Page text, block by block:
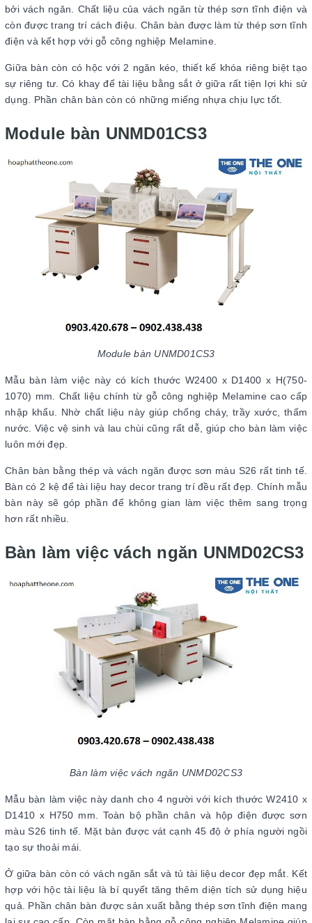
bởi vách ngăn. Chất liệu của vách ngăn từ thép sơn tĩnh điện và
còn được trang trí cách điệu. Chân bàn được làm từ thép sơn tĩnh
điện và kết hợp với gỗ công nghiệp Melamine.
Giữa bàn còn có hộc với 2 ngăn kéo, thiết kế khóa riêng biệt tạo
sự riêng tư. Có khay để tài liệu bằng sắt ở giữa rất tiện lợi khi sử
dụng. Phần chân bàn còn có những miếng nhựa chịu lực tốt.
Module bàn UNMD01CS3
Module bàn UNMD01CS3
Mẫu bàn làm việc này có kích thước W2400 x D1400 x H(750-
1070) mm. Chất liệu chính từ gỗ công nghiệp Melamine cao cấp
nhập khẩu. Nhờ chất liệu này giúp chống cháy, trầy xước, thấm
nước. Việc vệ sinh và lau chùi cũng rất dễ, giúp cho bàn làm việc
luôn mới đẹp.
Chân bàn bằng thép và vách ngăn được sơn màu S26 rất tinh tế.
Bàn có 2 kệ để tài liệu hay decor trang trí đều rất đẹp. Chính mẫu
bàn này sẽ góp phần để không gian làm việc thêm sang trọng
hơn rất nhiều.
Bàn làm việc vách ngăn UNMD02CS3
Bàn làm việc vách ngăn UNMD02CS3
Mẫu bàn làm việc này danh cho 4 người với kích thước W2410 x
D1410 x H750 mm. Toàn bộ phần chân và hộp điện được sơn
màu S26 tinh tế. Mặt bàn được vát cạnh 45 độ ở phía người ngồi
tạo sự thoải mái.
Ở giữa bàn còn có vách ngăn sắt và tủ tài liệu decor đẹp mắt. Kết
hợp với hộc tài liệu là bí quyết tăng thêm diện tích sử dụng hiệu
quả. Phần chân bàn được sản xuất bằng thép sơn tĩnh điện mang